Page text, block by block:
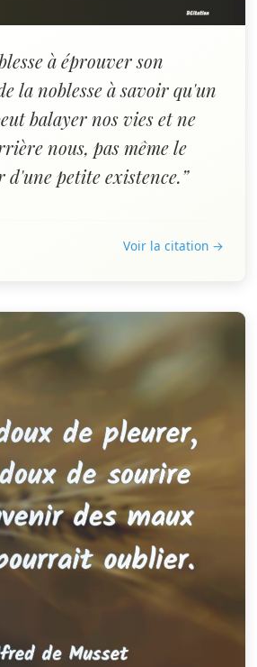
à éprouver son
la noblesse à savoir qu'un
balayer nos vies et ne
nous, pas même le
d'une petite existence.”
Voir la citation →